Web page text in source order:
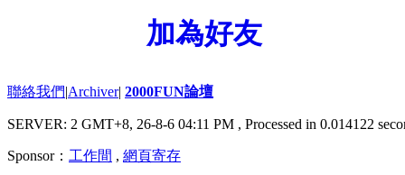
加為好友
聯絡我們|Archiver| 2000FUN論壇
SERVER: 2 GMT+8, 26-8-6 04:11 PM , Processed in 0.014122
Sponsor： 工作間 , 網頁寄存